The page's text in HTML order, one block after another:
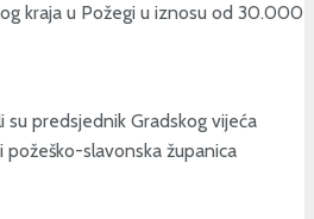
kraja u Požegi u iznosu od 30.000
su predsjednik Gradskog vijeća
požeško-slavonska županica